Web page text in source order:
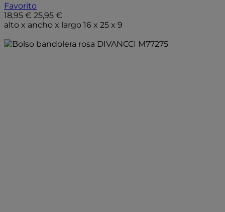
Favorito
18,95 € 25,95 €
alto x ancho x largo 16 x 25 x 9